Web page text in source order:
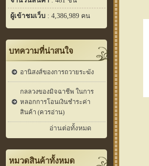
ผู้เข้าชมเว็บ : 4,386,989 คน
บทความที่น่าสนใจ
อานิสงส์ของการถวายระฆัง
กลลวงของมิจฉาชีพ ในการ
หลอกการโอนเงินชำระค่า
สินค้า (ควรอ่าน)
อ่านต่อทั้งหมด
หมวดสินค้าทั้งหมด